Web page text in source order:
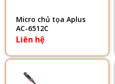
Micro chủ tọa Aplus
AC-6512C
Liên hệ